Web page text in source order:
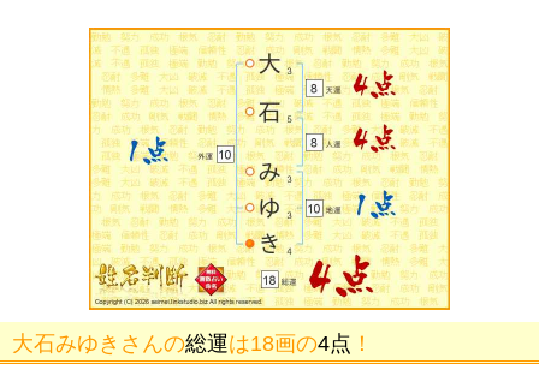
大石みゆきさんの総運は18画の4点 ！